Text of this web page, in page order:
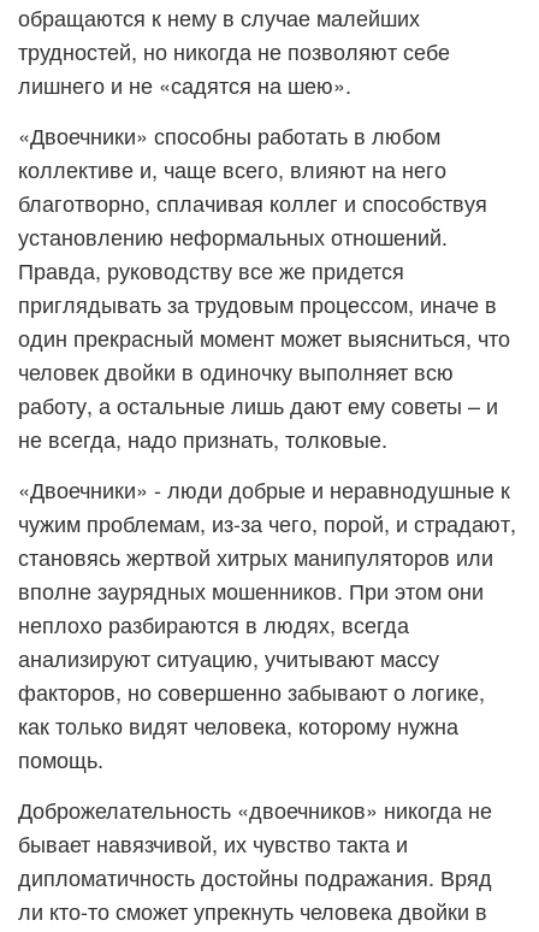
обращаются к нему в случае малейших
трудностей, но никогда не позволяют себе
лишнего и не «садятся на шею».
«Двоечники» способны работать в любом
коллективе и, чаще всего, влияют на него
благотворно, сплачивая коллег и способствуя
установлению неформальных отношений.
Правда, руководству все же придется
приглядывать за трудовым процессом, иначе в
один прекрасный момент может выясниться, что
человек двойки в одиночку выполняет всю
работу, а остальные лишь дают ему советы – и
не всегда, надо признать, толковые.
«Двоечники» - люди добрые и неравнодушные к
чужим проблемам, из-за чего, порой, и страдают,
становясь жертвой хитрых манипуляторов или
вполне заурядных мошенников. При этом они
неплохо разбираются в людях, всегда
анализируют ситуацию, учитывают массу
факторов, но совершенно забывают о логике,
как только видят человека, которому нужна
помощь.
Доброжелательность «двоечников» никогда не
бывает навязчивой, их чувство такта и
дипломатичность достойны подражания. Вряд
ли кто-то сможет упрекнуть человека двойки в